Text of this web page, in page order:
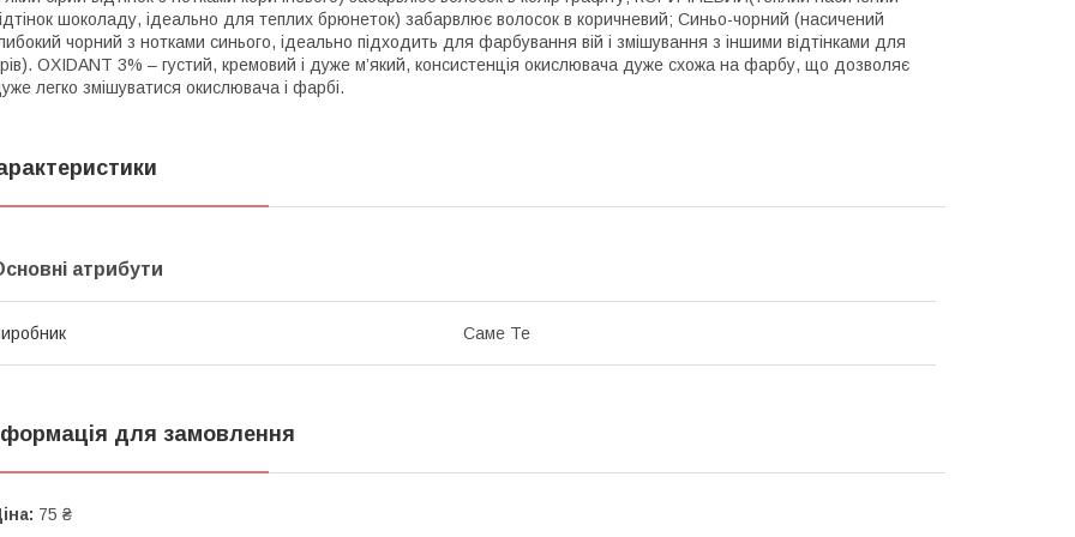
шоколаду, ідеально для теплих брюнеток) забарвлює волосок в коричневий; Синьо-чорний (насичений
чорний з нотками синього, ідеально підходить для фарбування вій і змішування з іншими відтінками для
OXIDANT 3% – густий, кремовий і дуже м’який, консистенція окислювача дуже схожа на фарбу, що дозволяє
легко змішуватися окислювача і фарбі.
атрибути
Саме Те
для замовлення
75 ₴